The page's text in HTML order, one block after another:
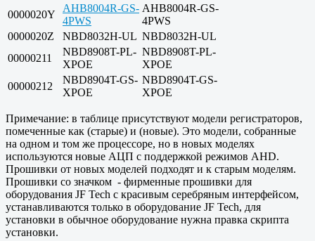
0000020Y
AHB8004R-GS-
4PWS
AHB8004R-GS-
4PWS
0000020Z
NBD8032H-UL NBD8032H-UL
00000211
NBD8908T-PL-
XPOE
NBD8908T-PL-
XPOE
00000212
NBD8904T-GS-
XPOE
NBD8904T-GS-
XPOE
Примечание: в таблице присутствуют модели регистраторов,
помеченные как (старые) и (новые). Это модели, собранные
на одном и том же процессоре, но в новых моделях
используются новые АЦП с поддержкой режимов AHD.
Прошивки от новых моделей подходят и к старым моделям.
Прошивки со значком - фирменные прошивки для
оборудования JF Tech с красивым серебряным интерфейсом,
устанавливаются только в оборудование JF Tech, для
установки в обычное оборудование нужна правка скрипта
установки.